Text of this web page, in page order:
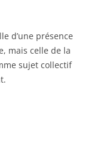
d’une présence
mais celle de la
sujet collectif